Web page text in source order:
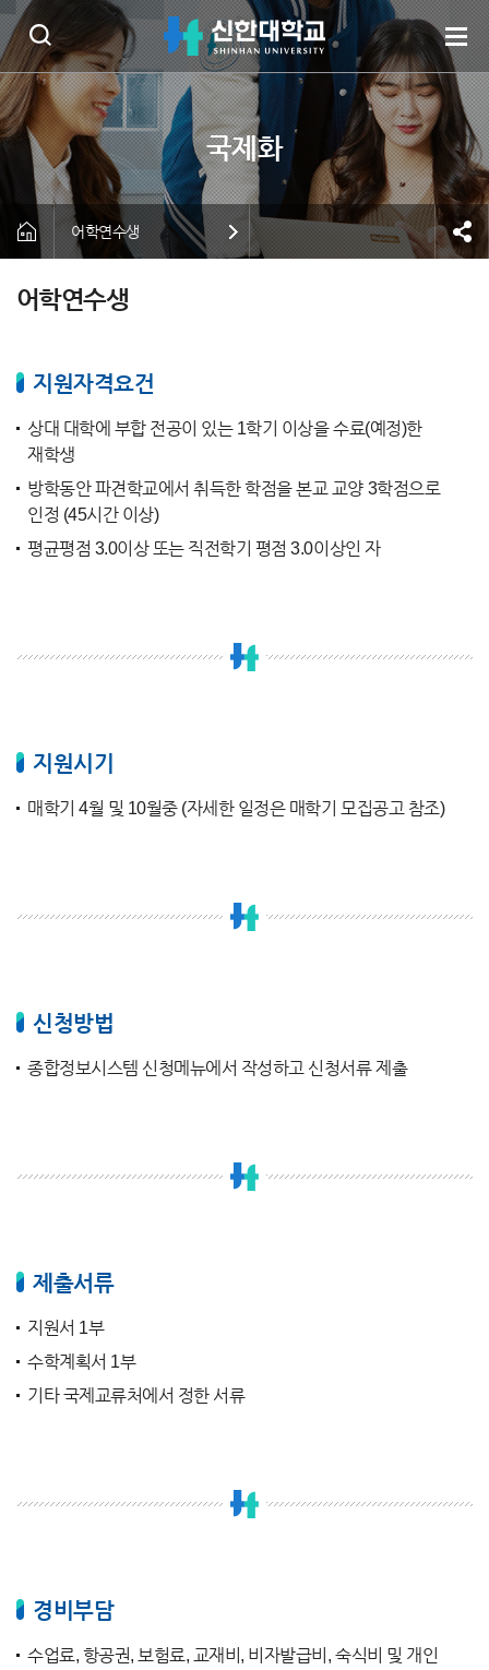
어학연수생
어학연수생
지원자격요건
상대 대학에 부합 전공이 있는 1학기 이상을 수료(예정)한
재학생
방학동안 파견학교에서 취득한 학점을 본교 교양 3학점으로
인정 (45시간 이상)
평균평점 3.0이상 또는 직전학기 평점 3.0이상인 자
지원시기
매학기 4월 및 10월중 (자세한 일정은 매학기 모집공고 참조)
신청방법
종합정보시스템 신청메뉴에서 작성하고 신청서류 제출
제출서류
지원서 1부
수학계획서 1부
기타 국제교류처에서 정한 서류
경비부담
수업료, 항공권, 보험료, 교재비, 비자발급비, 숙식비 및 개인